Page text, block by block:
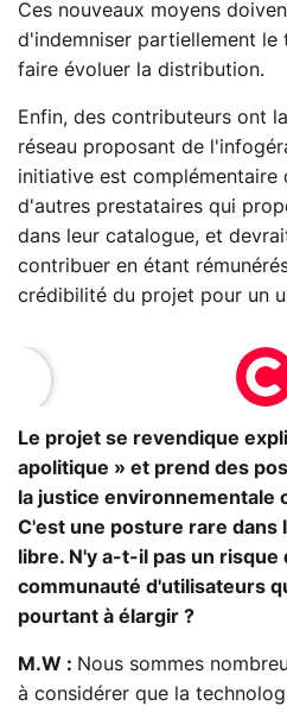
Ces nouveaux moyens
d'indemniser partiellement le
faire évoluer la distribution.
Enfin, des contributeurs ont
réseau proposant de
initiative est
d'autres prestataires qui
dans leur catalogue, et
contribuer en étant
crédibilité du projet pour un
Le projet se revendique
apolitique » et prend des
la justice environnementale
C'est une posture rare dans
libre. N'y a-t-il pas un
communauté d'utilisateurs
pourtant à élargir ?
M.W : Nous sommes
à considérer que la